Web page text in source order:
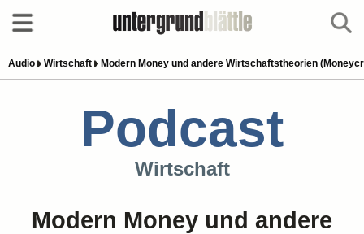
Audio Wirtschaft Modern Money und andere Wirtschaftstheorien
Podcast
Wirtschaft
Modern Money und andere